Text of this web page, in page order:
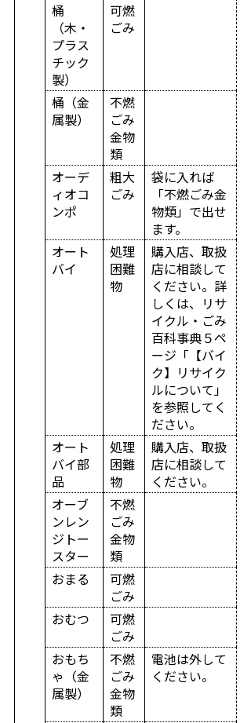
桶
（木・
プラス
チック
製）
可燃
ごみ
桶（金
属製）
不燃
ごみ
金物
類
オーデ
ィオコ
ンポ
粗大
ごみ
袋に入れば
「不燃ごみ金
物類」で出せ
ます。
オート
バイ
処理
困難
物
購入店、取扱
店に相談して
ください。詳
しくは、リサ
イクル・ごみ
百科事典５ペ
ージ「【バイ
ク】リサイク
ルについて」
を参照してく
ださい。
オート
バイ部
品
処理
困難
物
購入店、取扱
店に相談して
ください。
オーブ
ンレン
ジトー
スター
不燃
ごみ
金物
類
おまる
可燃
ごみ
おむつ
可燃
ごみ
おもち
ゃ（金
属製）
不燃
ごみ
金物
類
電池は外して
ください。